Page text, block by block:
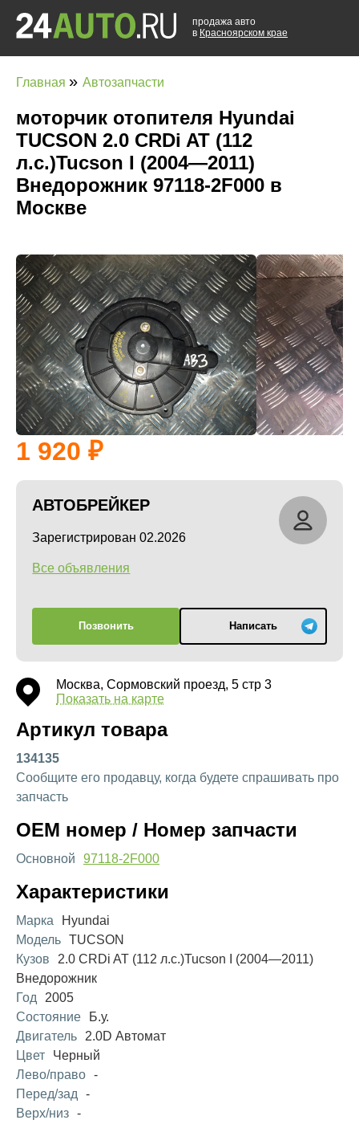
продажа авто
в Красноярском крае
Главная » Автозапчасти
моторчик отопителя Hyundai
TUCSON 2.0 CRDi AT (112
л.с.)Tucson I (2004—2011)
Внедорожник 97118-2F000 в
Москве
1 920
АВТОБРЕЙКЕР
Зарегистрирован 02.2026
Все объявления
Позвонить Написать
Москва, Сормовский проезд, 5 стр 3
Показать на карте
Артикул товара
134135
Сообщите его продавцу, когда будете спрашивать про
запчасть
OEM номер / Номер запчасти
Основной 97118-2F000
Характеристики
Марка
Hyundai
Модель TUCSON
Кузов
2.0 CRDi AT (112 л.с.)Tucson I (2004—2011)
Внедорожник
Год
2005
Состояние
Б.у.
Двигатель
2.0D Автомат
Цвет
Черный
Лево/право -
Перед/зад
-
Верх/низ -